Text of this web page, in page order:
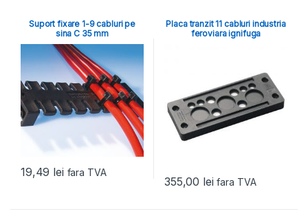
Suport fixare 1-9 cabluri pe
sina C 35 mm
19,49 lei fara TVA
Placa tranzit 11 cabluri industria
feroviara ignifuga
355,00 lei fara TVA